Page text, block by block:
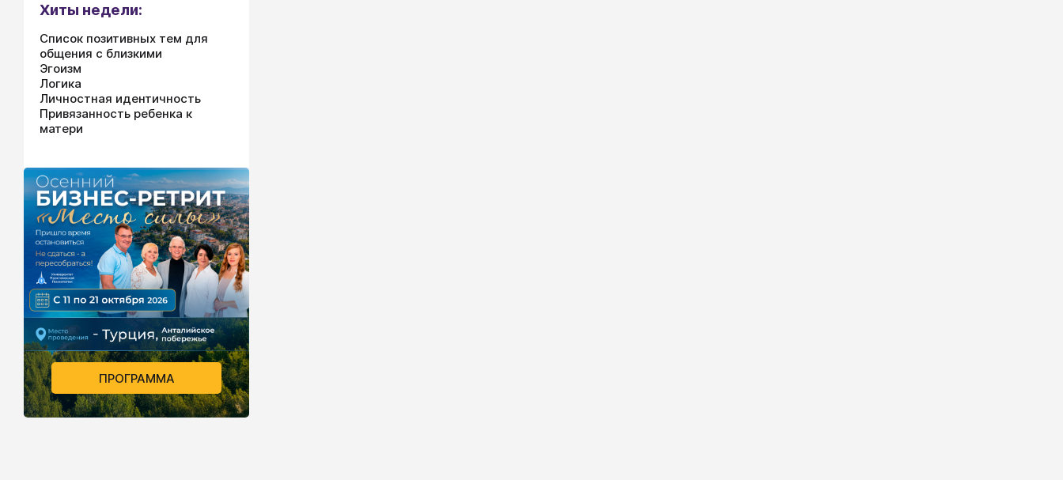
Хиты недели:
Список позитивных тем для
общения с близкими
Эгоизм
Логика
Личностная идентичность
Привязанность ребенка к
матери
ПРОГРАММА